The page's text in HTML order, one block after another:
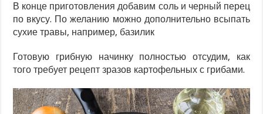
В конце приготовления добавим соль и черный перец
по вкусу. По желанию можно дополнительно всыпать
сухие травы, например, базилик
Готовую грибную начинку полностью отсудим, как
того требует рецепт зразов картофельных с грибами.